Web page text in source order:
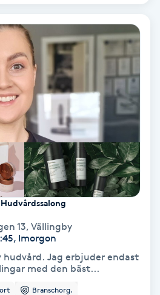
13, Vällingby
Imorgon
Jag erbjuder endast
med den bäst...
Branschorg.